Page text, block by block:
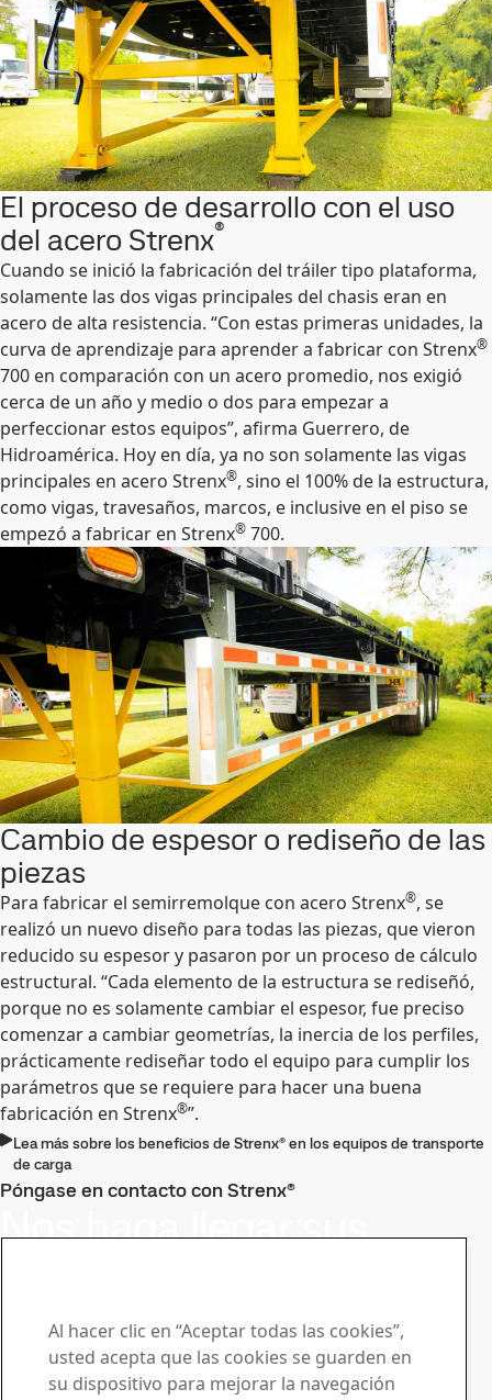
El proceso de desarrollo con el uso
del acero Strenx®
Cuando se inició la fabricación del tráiler tipo plataforma,
solamente las dos vigas principales del chasis eran en
acero de alta resistencia. “Con estas primeras unidades, la
curva de aprendizaje para aprender a fabricar con Strenx®
700 en comparación con un acero promedio, nos exigió
cerca de un año y medio o dos para empezar a
perfeccionar estos equipos”, afirma Guerrero, de
Hidroamérica. Hoy en día, ya no son solamente las vigas
principales en acero Strenx®, sino el 100ؘ% de la estructura,
como vigas, travesaños, marcos, e inclusive en el piso se
empezó a fabricar en Strenx® 700.
Cambio de espesor o rediseño de las
piezas
Para fabricar el semirremolque con acero Strenx®, se
realizó un nuevo diseño para todas las piezas, que vieron
reducido su espesor y pasaron por un proceso de cálculo
estructural. “Cada elemento de la estructura se rediseñó,
porque no es solamente cambiar el espesor, fue preciso
comenzar a cambiar geometrías, la inercia de los perfiles,
prácticamente rediseñar todo el equipo para cumplir los
parámetros que se requiere para hacer una buena
fabricación en Strenx®”.
Lea más sobre los beneficios de Strenx® en los equipos de transporte
de carga
Póngase en contacto con Strenx®
Nos haga llegar sus
Manténgase a la vanguardia con el
boletín de noticias de Strenx®
Suscríbase a nuestro boletín de noticias y reciba las
Al hacer clic en “Aceptar todas las cookies”,
usted acepta que las cookies se guarden en
su dispositivo para mejorar la navegación